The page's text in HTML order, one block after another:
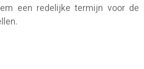
een redelijke termijn voor de